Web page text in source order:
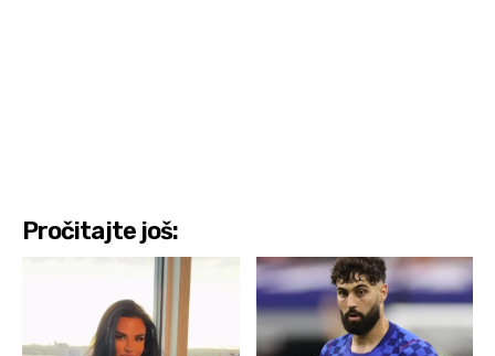
Pročitajte još: